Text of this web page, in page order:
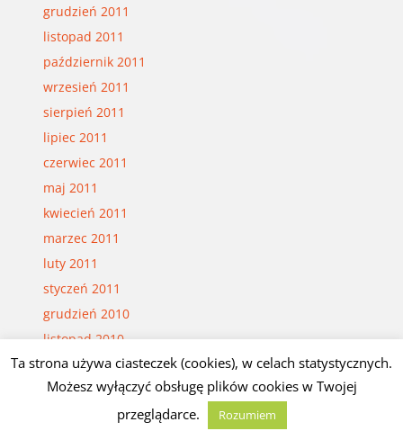
grudzień 2011
listopad 2011
październik 2011
wrzesień 2011
sierpień 2011
lipiec 2011
czerwiec 2011
maj 2011
kwiecień 2011
marzec 2011
luty 2011
styczeń 2011
grudzień 2010
listopad 2010
październik 2010
wrzesień 2010
sierpień 2010
Ta strona używa ciasteczek (cookies), w celach statystycznych.
Możesz wyłączyć obsługę plików cookies w Twojej
przeglądarce.
Rozumiem